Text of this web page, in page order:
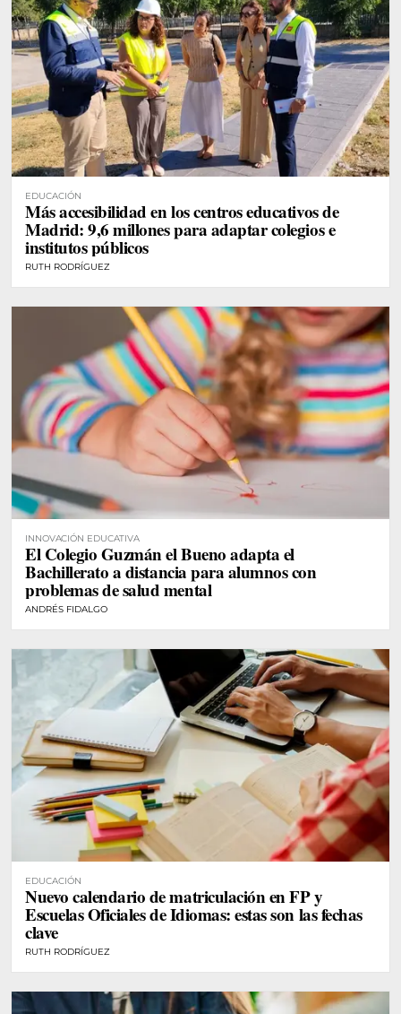
EDUCACIÓN
Más accesibilidad en los centros educativos de
Madrid: 9,6 millones para adaptar colegios e
institutos públicos
RUTH RODRÍGUEZ
INNOVACIÓN EDUCATIVA
El Colegio Guzmán el Bueno adapta el
Bachillerato a distancia para alumnos con
problemas de salud mental
ANDRÉS FIDALGO
EDUCACIÓN
Nuevo calendario de matriculación en FP y
Escuelas Oficiales de Idiomas: estas son las fechas
clave
RUTH RODRÍGUEZ